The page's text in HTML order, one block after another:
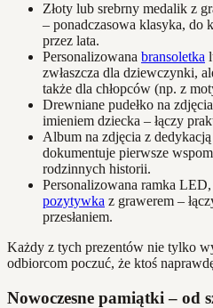
Złoty lub srebrny medalik z
– ponadczasowa klasyka, do
przez lata.
Personalizowana bransoletka
zwłaszcza dla dziewczynki,
także dla chłopców (np. z
Drewniane pudełko na
imieniem dziecka – łączy
Album na zdjęcia z
dokumentuje pierwsze
rodzinnych historii.
Personalizowana ramka LED,
pozytywka z grawerem –
przesłaniem.
Każdy z tych prezentów nie tylko
odbiorcom poczuć, że ktoś
Nowoczesne pamiątki – od